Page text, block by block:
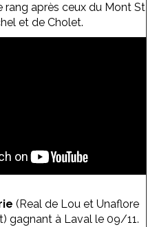
rang après ceux du Mont St
et de Cholet.
(Real de Lou et Unaflore
gagnant à Laval le 09/11.